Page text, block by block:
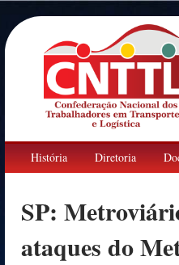
História Diretoria
SP:
ataques do